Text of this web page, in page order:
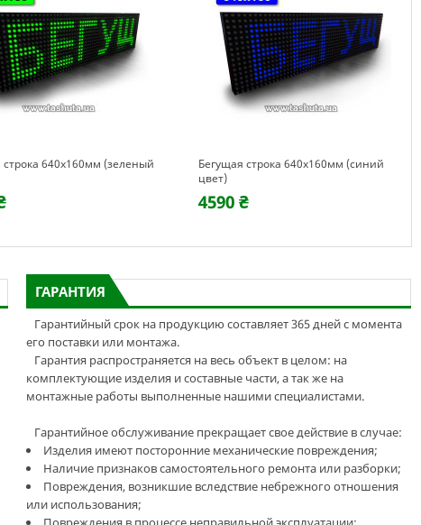
строка 640х160мм (зеленый
Бегущая строка 640х160мм (синий
цвет)
4590 ₴
ГАРАНТИЯ
Гарантийный срок на продукцию составляет 365 дней с момента
его поставки или монтажа.
Гарантия распространяется на весь объект в целом: на
комплектующие изделия и составные части, а так же на
монтажные работы выполненные нашими специалистами.
Гарантийное обслуживание прекращает свое действие в случае:
Изделия имеют посторонние механические повреждения;
Наличие признаков самостоятельного ремонта или разборки;
Повреждения, возникшие вследствие небрежного отношения
или использования;